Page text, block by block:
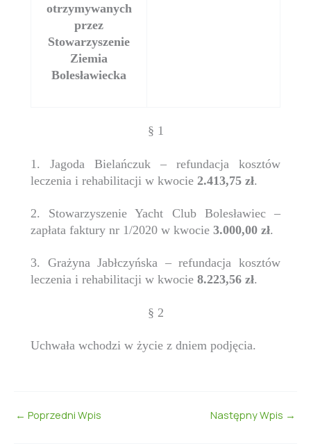
otrzymywanych
przez
Stowarzyszenie
Ziemia
Bolesławiecka
§ 1
1. Jagoda Bielańczuk – refundacja kosztów
leczenia i rehabilitacji w kwocie 2.413,75 zł.
2. Stowarzyszenie Yacht Club Bolesławiec –
zapłata faktury nr 1/2020 w kwocie 3.000,00 zł.
3. Grażyna Jabłczyńska – refundacja kosztów
leczenia i rehabilitacji w kwocie 8.223,56 zł.
§ 2
Uchwała wchodzi w życie z dniem podjęcia.
← Poprzedni Wpis Następny Wpis →